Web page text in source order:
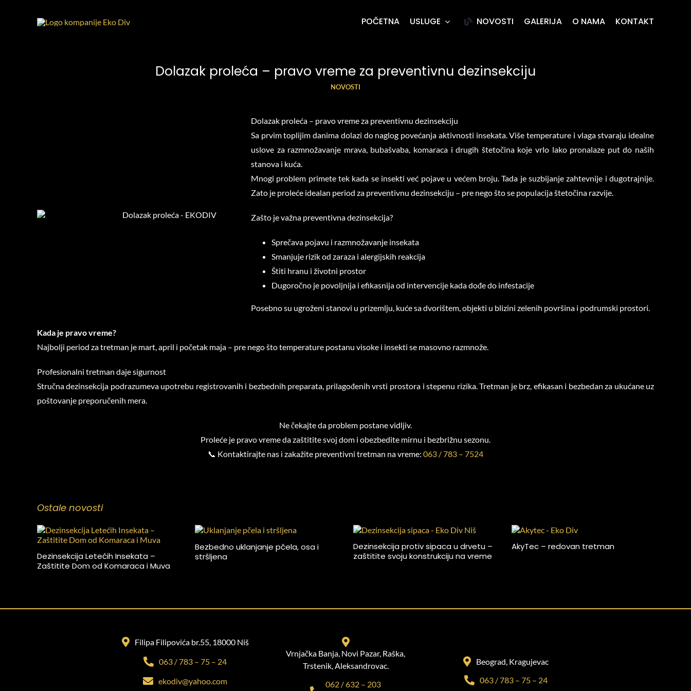
POČETNA USLUGE NOVOSTI GALERIJA O NAMA KONTAKT
Dolazak proleća – pravo vreme za preventivnu dezinsekciju
NOVOSTI
Dolazak proleća – pravo vreme za preventivnu dezinsekciju
Sa prvim toplijim danima dolazi do naglog povećanja aktivnosti insekata. Više temperature i vlaga stvaraju idealne
uslove za razmnožavanje mrava, bubašvaba, komaraca i drugih štetočina koje vrlo lako pronalaze put do naših
stanova i kuća.
Mnogi problem primete tek kada se insekti već pojave u većem broju. Tada je suzbijanje zahtevnije i dugotrajnije.
Zato je proleće idealan period za preventivnu dezinsekciju – pre nego što se populacija štetočina razvije.
Zašto je važna preventivna dezinsekcija?
Sprečava pojavu i razmnožavanje insekata
Smanjuje rizik od zaraza i alergijskih reakcija
Štiti hranu i životni prostor
Dugoročno je povoljnija i efikasnija od intervencije kada dođe do infestacije
Posebno su ugroženi stanovi u prizemlju, kuće sa dvorištem, objekti u blizini zelenih površina i podrumski prostori.
Kada je pravo vreme?
Najbolji period za tretman je mart, april i početak maja – pre nego što temperature postanu visoke i insekti se masovno razmnože.
Profesionalni tretman daje sigurnost
Stručna dezinsekcija podrazumeva upotrebu registrovanih i bezbednih preparata, prilagođenih vrsti prostora i stepenu rizika. Tretman je brz, efikasan i bezbedan za ukućane uz
poštovanje preporučenih mera.
Ne čekajte da problem postane vidljiv.
Proleće je pravo vreme da zaštitite svoj dom i obezbedite mirnu i bezbrižnu sezonu.
📞 Kontaktirajte nas i zakažite preventivni tretman na vreme: 063 / 783 – 7524
Ostale novosti
Dezinsekcija Letećih Insekata –
Zaštitite Dom od Komaraca i Muva
Bezbedno uklanjanje pčela, osa i
stršljena
Dezinsekcija protiv sipaca u drvetu –
zaštitite svoju konstrukciju na vreme
AkyTec – redovan tretman
Filipa Filipovića br.55, 18000 Niš
063 / 783 – 75 – 24
ekodiv@yahoo.com
Vrnjačka Banja, Novi Pazar, Raška,
Trstenik, Aleksandrovac.
062 / 632 – 203
Beograd, Kragujevac
063 / 783 – 75 – 24